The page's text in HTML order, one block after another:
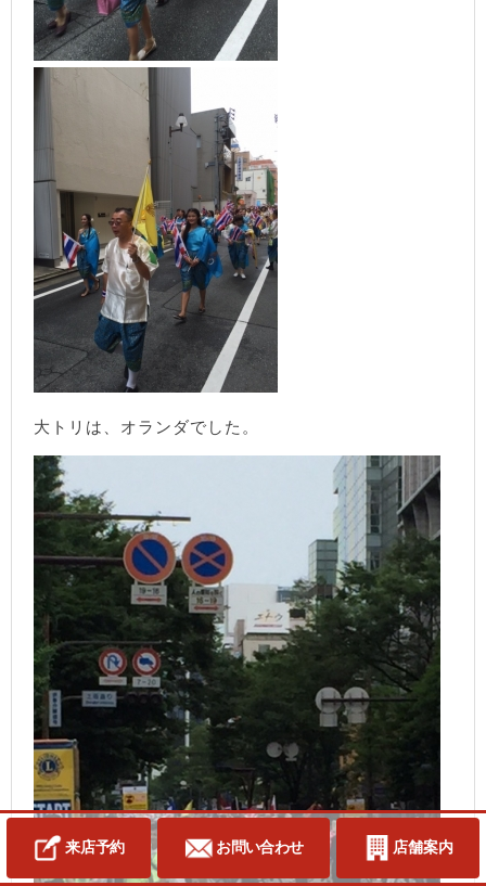
来店予約 お問い合わせ 店舗案内
大トリは、オランダでした。